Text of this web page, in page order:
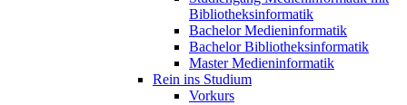
Bibliotheksinformatik
Bachelor Medieninformatik
Bachelor Bibliotheksinformatik
Master Medieninformatik
Rein ins Studium
Vorkurs